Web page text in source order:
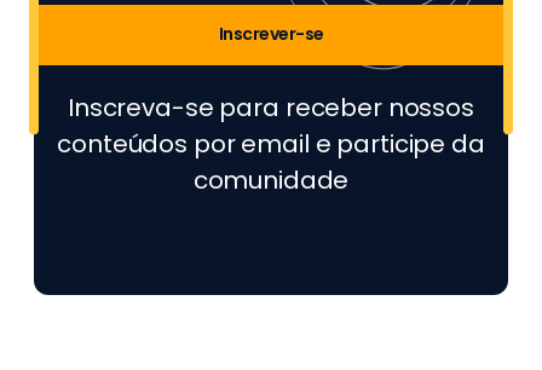
Inscrever-se
Inscreva-se para receber nossos
conteúdos por email e participe da
comunidade